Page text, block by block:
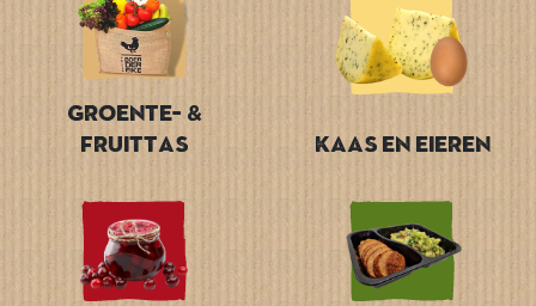
Groente- &
Fruittas
Kaas en Eieren